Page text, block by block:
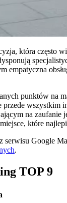
która często
empatyczna
punktów
na zaufanie
które
serwisu Google
.
TOP 9